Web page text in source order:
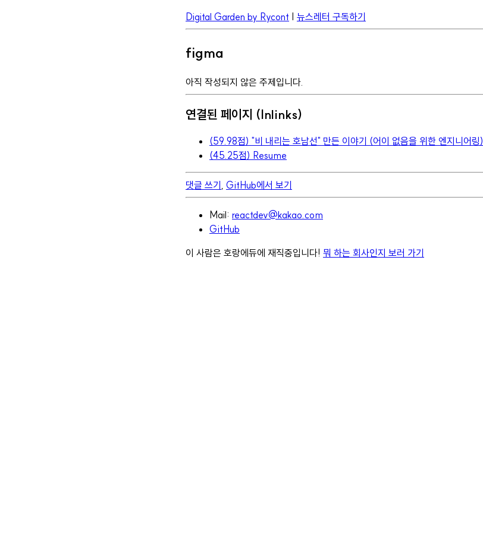
Digital Garden by Rycont 뉴스레터 구독하기
figma
아직 작성되지 않은 주제입니다.
연결된 페이지 (Inlinks)
(59.98점) "비 내리는 호남선" 만든 이야기 (어이 없음을 위한 엔지니어링)
(45.25점) Resume
댓글 쓰기 , GitHub에서 보기
Mail: reactdev@kakao.com
GitHub
이 사람은 호랑에듀에 재직중입니다! 뭐 하는 회사인지 보러 가기